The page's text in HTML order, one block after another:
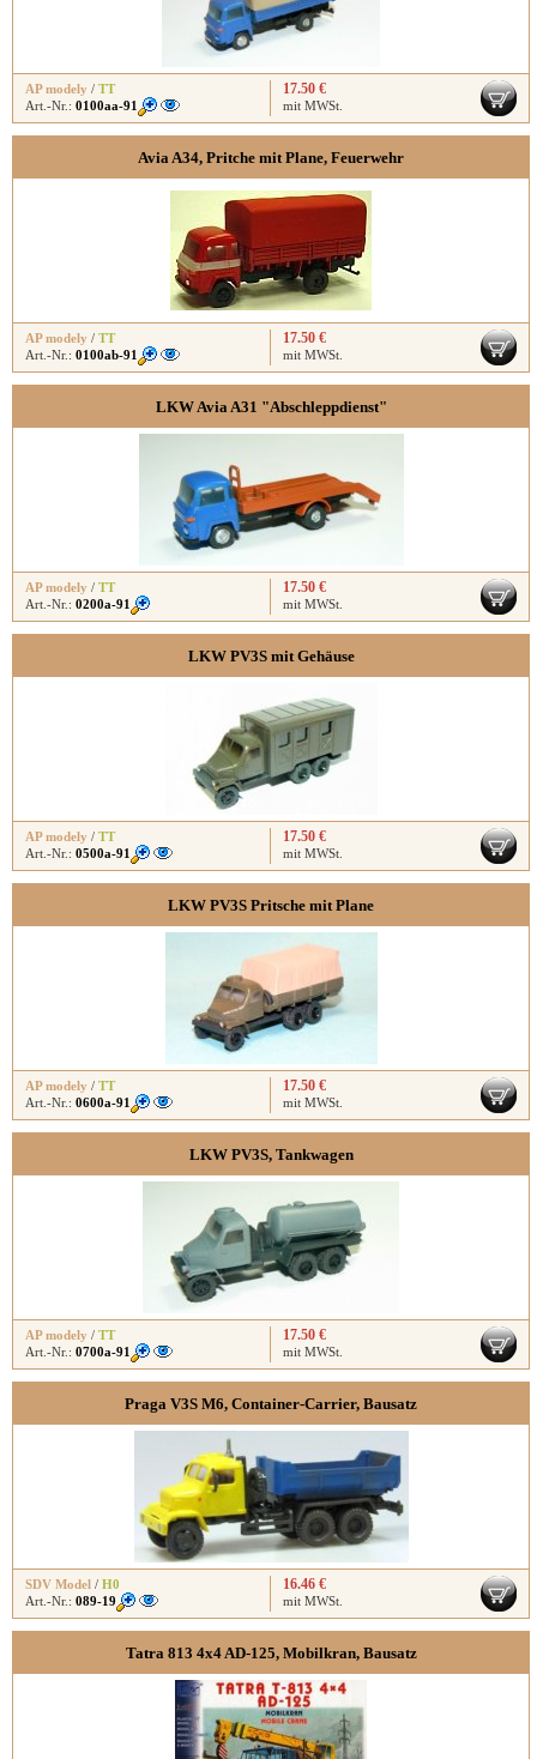
AP modely / TT
Art.-Nr.: 0100aa-91
17.50 €
mit MWSt.
Avia A34, Pritche mit Plane, Feuerwehr
AP modely / TT
Art.-Nr.: 0100ab-91
17.50 €
mit MWSt.
LKW Avia A31 "Abschleppdienst"
AP modely / TT
Art.-Nr.: 0200a-91
17.50 €
mit MWSt.
LKW PV3S mit Gehäuse
AP modely / TT
Art.-Nr.: 0500a-91
17.50 €
mit MWSt.
LKW PV3S Pritsche mit Plane
AP modely / TT
Art.-Nr.: 0600a-91
17.50 €
mit MWSt.
LKW PV3S, Tankwagen
AP modely / TT
Art.-Nr.: 0700a-91
17.50 €
mit MWSt.
Praga V3S M6, Container-Carrier, Bausatz
SDV Model / H0
Art.-Nr.: 089-19
16.46 €
mit MWSt.
Tatra 813 4x4 AD-125, Mobilkran, Bausatz